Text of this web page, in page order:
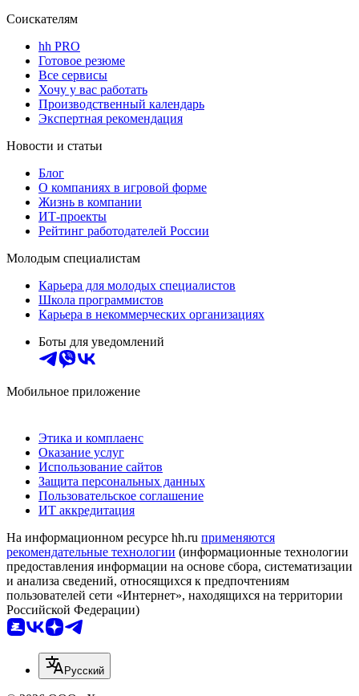
Соискателям
hh PRO
Готовое резюме
Все сервисы
Хочу у вас работать
Производственный календарь
Экспертная рекомендация
Новости и статьи
Блог
О компаниях в игровой форме
Жизнь в компании
ИТ-проекты
Рейтинг работодателей России
Молодым специалистам
Карьера для молодых специалистов
Школа программистов
Карьера в некоммерческих организациях
Боты для уведомлений
Мобильное приложение
Этика и комплаенс
Оказание услуг
Использование сайтов
Защита персональных данных
Пользовательское соглашение
ИТ аккредитация
На информационном ресурсе hh.ru применяются
рекомендательные технологии (информационные технологии
предоставления информации на основе сбора, систематизации
и анализа сведений, относящихся к предпочтениям
пользователей сети «Интернет», находящихся на территории
Российской Федерации)
Русский